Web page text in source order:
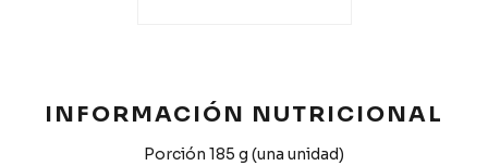
INFORMACIÓN NUTRICIONAL
Porción 185 g (una unidad)